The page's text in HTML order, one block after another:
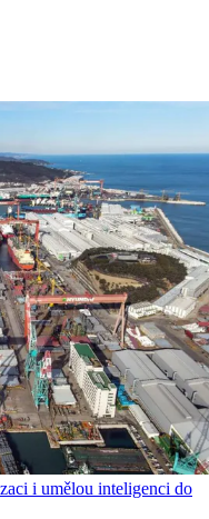
i umělou inteligenci do